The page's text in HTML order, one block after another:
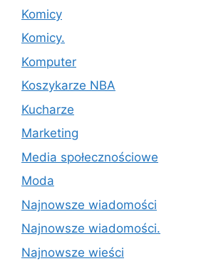
Komicy
Komicy.
Komputer
Koszykarze NBA
Kucharze
Marketing
Media społecznościowe
Moda
Najnowsze wiadomości
Najnowsze wiadomości.
Najnowsze wieści